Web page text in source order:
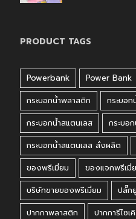
PRODUCT TAGS
Powerbank Power Bank
กระบอกน้ำพลาสติก
กระบอ
กระบอกน้ำสแตนเลส
กระบอ
กระบอกน้ำสแตนเลส สั่งผลิต
ของพรีเมี่ยม
ของแจกพรีเมี่
บริษัทขายของพรีเมี่ยม
ปลั๊ก
ปากกาพลาสติก
ปากการีไซเ